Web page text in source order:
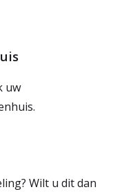
uw
Wilt u dit dan